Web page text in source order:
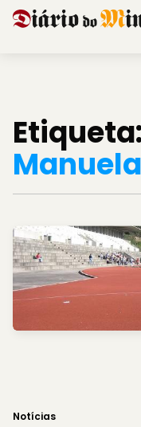
Etiqueta:
Notícias